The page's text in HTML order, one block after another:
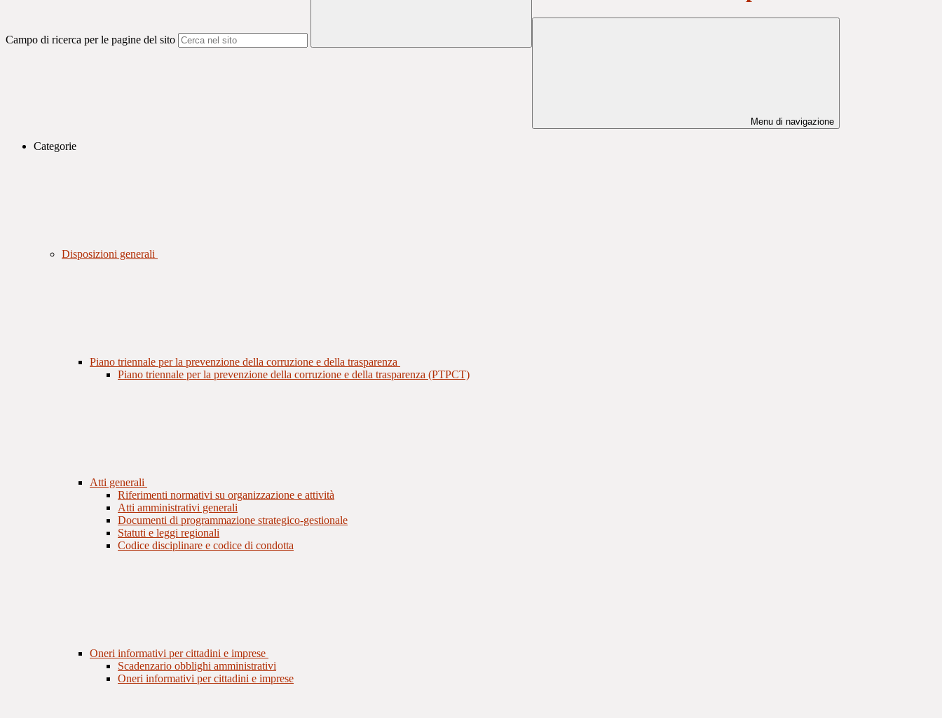
Campo di ricerca per le pagine del sito
Menu di navigazione
Categorie
Disposizioni generali
Piano triennale per la prevenzione della corruzione e della trasparenza
Piano triennale per la prevenzione della corruzione e della trasparenza (PTPCT)
Atti generali
Riferimenti normativi su organizzazione e attività
Atti amministrativi generali
Documenti di programmazione strategico-gestionale
Statuti e leggi regionali
Codice disciplinare e codice di condotta
Oneri informativi per cittadini e imprese
Scadenzario obblighi amministrativi
Oneri informativi per cittadini e imprese